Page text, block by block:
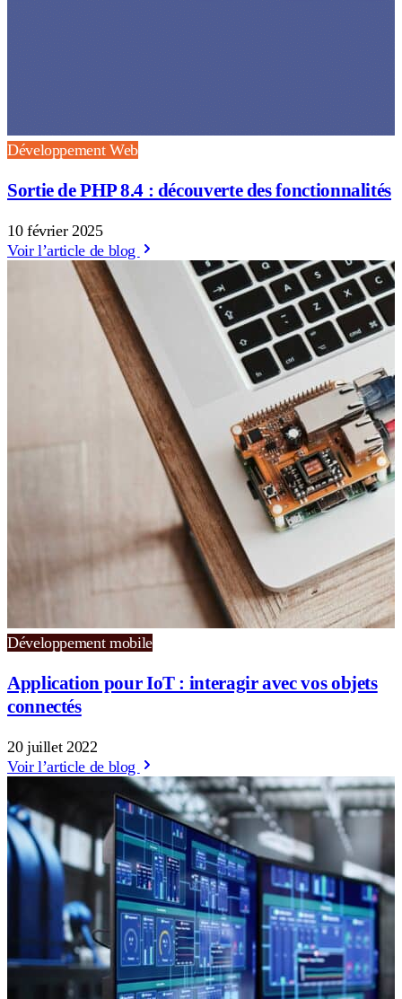
Développement Web
Sortie de PHP 8.4 : découverte des fonctionnalités
10 février 2025
Voir l’article de blog
Développement mobile
Application pour IoT : interagir avec vos objets
connectés
20 juillet 2022
Voir l’article de blog